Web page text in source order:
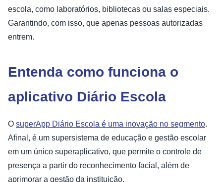
escola, como laboratórios, bibliotecas ou salas especiais.
Garantindo, com isso, que apenas pessoas autorizadas
entrem.
Entenda como funciona o
aplicativo Diário Escola
O superApp Diário Escola é uma inovação no segmento.
Afinal, é um supersistema de educação e gestão escolar
em um único superaplicativo, que permite o controle de
presença a partir do reconhecimento facial, além de
aprimorar a gestão da instituição.